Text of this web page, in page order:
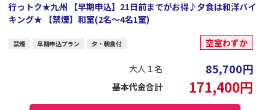
行っトク★九州 【早期申込】21日前までがお得♪夕食は和洋バイ
キング★ 【禁煙】和室(2名～4名1室)
禁煙 早期申込プラン 夕・朝食付 空室わずか
大人１名 85,700円
基本代金合計 171,400円